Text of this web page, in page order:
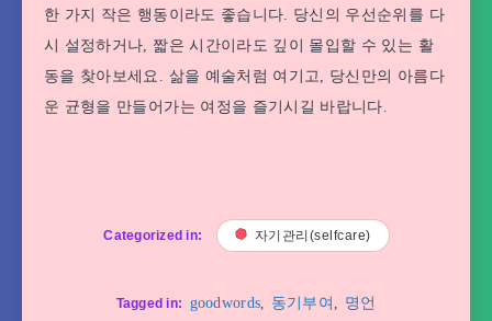
한 가지 작은 행동이라도 좋습니다. 당신의 우선순위를 다
시 설정하거나, 짧은 시간이라도 깊이 몰입할 수 있는 활
동을 찾아보세요. 삶을 예술처럼 여기고, 당신만의 아름다
운 균형을 만들어가는 여정을 즐기시길 바랍니다.
Categorized in: 자기관리(selfcare)
Tagged in: goodwords 동기부여 명언